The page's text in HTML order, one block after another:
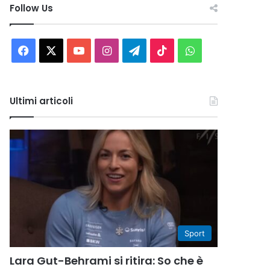
Follow Us
Facebook You InstagramTelegram
TikTokWhatsApp
Ultimi articoli
Sport
Lara Gut-Behrami si ritira: So che è